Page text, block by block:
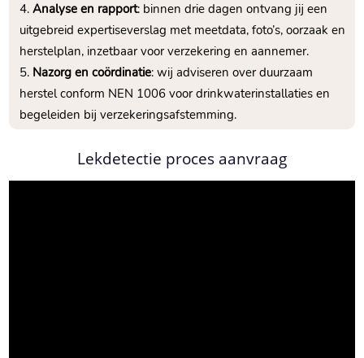
Analyse en rapport: binnen drie dagen ontvang jij een
uitgebreid expertiseverslag met meetdata, foto’s, oorzaak en
herstelplan, inzetbaar voor verzekering en aannemer.​
Nazorg en coördinatie: wij adviseren over duurzaam
herstel conform NEN 1006 voor drinkwaterinstallaties en
begeleiden bij verzekeringsafstemming.​
Lekdetectie proces aanvraag